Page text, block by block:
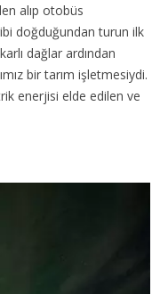
alıp otobüs
doğduğundan turun ilk
dağlar ardından
bir tarım işletmesiydi.
enerjisi elde edilen ve